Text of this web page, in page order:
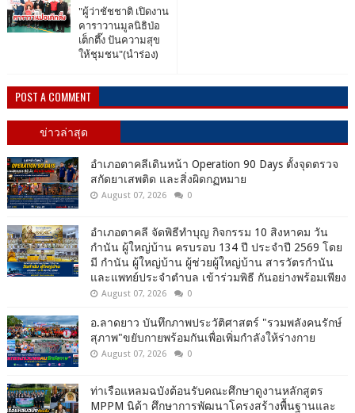
"ผู้ว่าชัชชาติ เปิดงาน
คาราวานมูลนิธิป่อ
เต็กตึ๊ง ปันความสุข
ให้ชุมชน"(นำร่อง)
POST A COMMENT
ข่าวล่าสุด
อำเภอตาคลีเดินหน้า Operation 90 Days ตั้งจุดตรวจ
สกัดยาเสพติด และสิ่งผิดกฏหมาย
August 07, 2026 0
อำเภอตาคลี จัดพิธีทำบุญ กิจกรรม 10 สิงหาคม วัน
กำนัน ผู้ใหญ่บ้าน ครบรอบ 134 ปี ประจำปี 2569 โดย
มี กำนัน ผู้ใหญ่บ้าน ผู้ช่วยผู้ใหญ่บ้าน สารวัตรกำนัน
และแพทย์ประจำตำบล เข้าร่วมพิธี กันอย่างพร้อมเพียง
August 07, 2026 0
อ.ลาดยาว บันทึกภาพประวัติศาสตร์ "รวมพลังคนรักษ์
สุภาพ"ขยับกายพร้อมกันเพื่อเพิ่มกำลังให้ร่างกาย
August 07, 2026 0
ท่าเรือแหลมฉบังต้อนรับคณะศึกษาดูงานหลักสูตร
MPPM นิด้า ศึกษาการพัฒนาโครงสร้างพื้นฐานและ